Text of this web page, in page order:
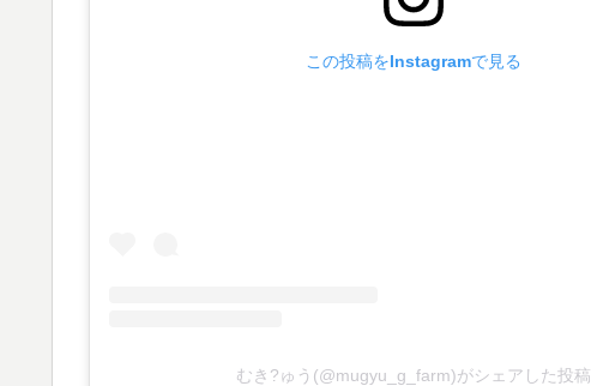
この投稿をInstagramで見る
むき?ゅう(@mugyu_g_farm)がシェアした投稿